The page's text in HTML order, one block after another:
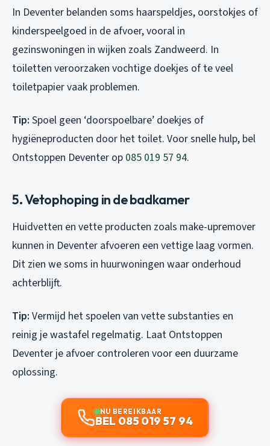
In Deventer belanden soms haarspeldjes, oorstokjes of
kinderspeelgoed in de afvoer, vooral in
gezinswoningen in wijken zoals Zandweerd. In
toiletten veroorzaken vochtige doekjes of te veel
toiletpapier vaak problemen.
Tip: Spoel geen ‘doorspoelbare’ doekjes of
hygiëneproducten door het toilet. Voor snelle hulp, bel
Ontstoppen Deventer op 085 019 57 94.
5. Vetophoping in de badkamer
Huidvetten en vette producten zoals make-upremover
kunnen in Deventer afvoeren een vettige laag vormen.
Dit zien we soms in huurwoningen waar onderhoud
achterblijft.
Tip: Vermijd het spoelen van vette substanties en
reinig je wastafel regelmatig. Laat Ontstoppen
Deventer je afvoer controleren voor een duurzame
oplossing.
NU BEREIKBAAR
BEL 085 019 57 94